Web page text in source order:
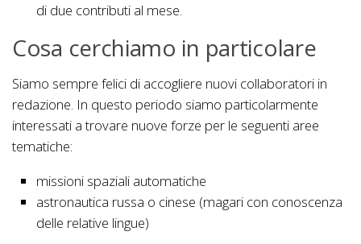
di due contributi al mese.
Cosa cerchiamo in particolare
Siamo sempre felici di accogliere nuovi collaboratori in
redazione. In questo periodo siamo particolarmente
interessati a trovare nuove forze per le seguenti aree
tematiche:
missioni spaziali automatiche
astronautica russa o cinese (magari con conoscenza
delle relative lingue)